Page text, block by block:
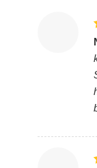
Chứ không
dòng bếp
chống oxi
những tác
nhiều khe
thoát nhiệt
Mỗi vùng nấu